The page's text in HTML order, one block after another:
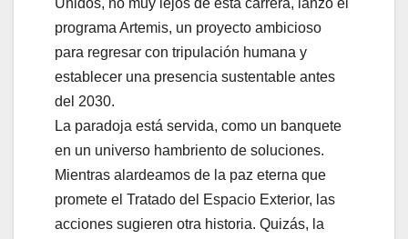
programa Artemis, un proyecto ambicioso
para regresar con tripulación humana y
establecer una presencia sustentable antes
del 2030.
La paradoja está servida, como un banquete
en un universo hambriento de soluciones.
Mientras alardeamos de la paz eterna que
promete el Tratado del Espacio Exterior, las
acciones sugieren otra historia. Quizás, la